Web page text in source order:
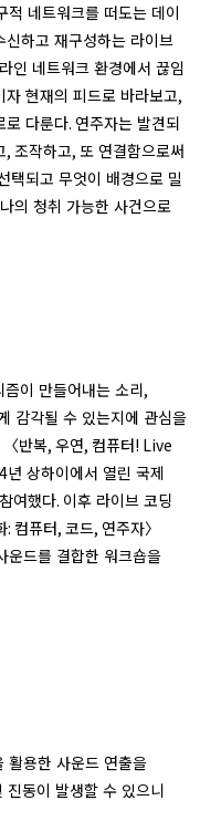
적 네트워크를 떠도는 데이
하고 재구성하는 라이브
인 네트워크 환경에서 끊임
현재의 피드로 바라보고,
로 다룬다. 연주자는 발견되
, 조작하고, 또 연결함으로써
택되고 무엇이 배경으로 밀
의 청취 가능한 사건으로
이 만들어내는 소리,
감각될 수 있는지에 관심을
반복, 우연, 컴퓨터! Live
년 상하이에서 열린 국제
여했다. 이후 라이브 코딩
: 컴퓨터, 코드, 연주자〉
운드를 결합한 워크숍을
활용한 사운드 연출을
진동이 발생할 수 있으니